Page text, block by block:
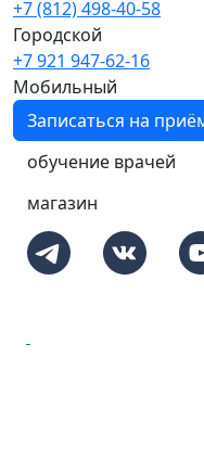
+7 (812) 498-40-58
Городской
+7 921 947-62-16
Мобильный
Записаться на
обучение врачей
магазин